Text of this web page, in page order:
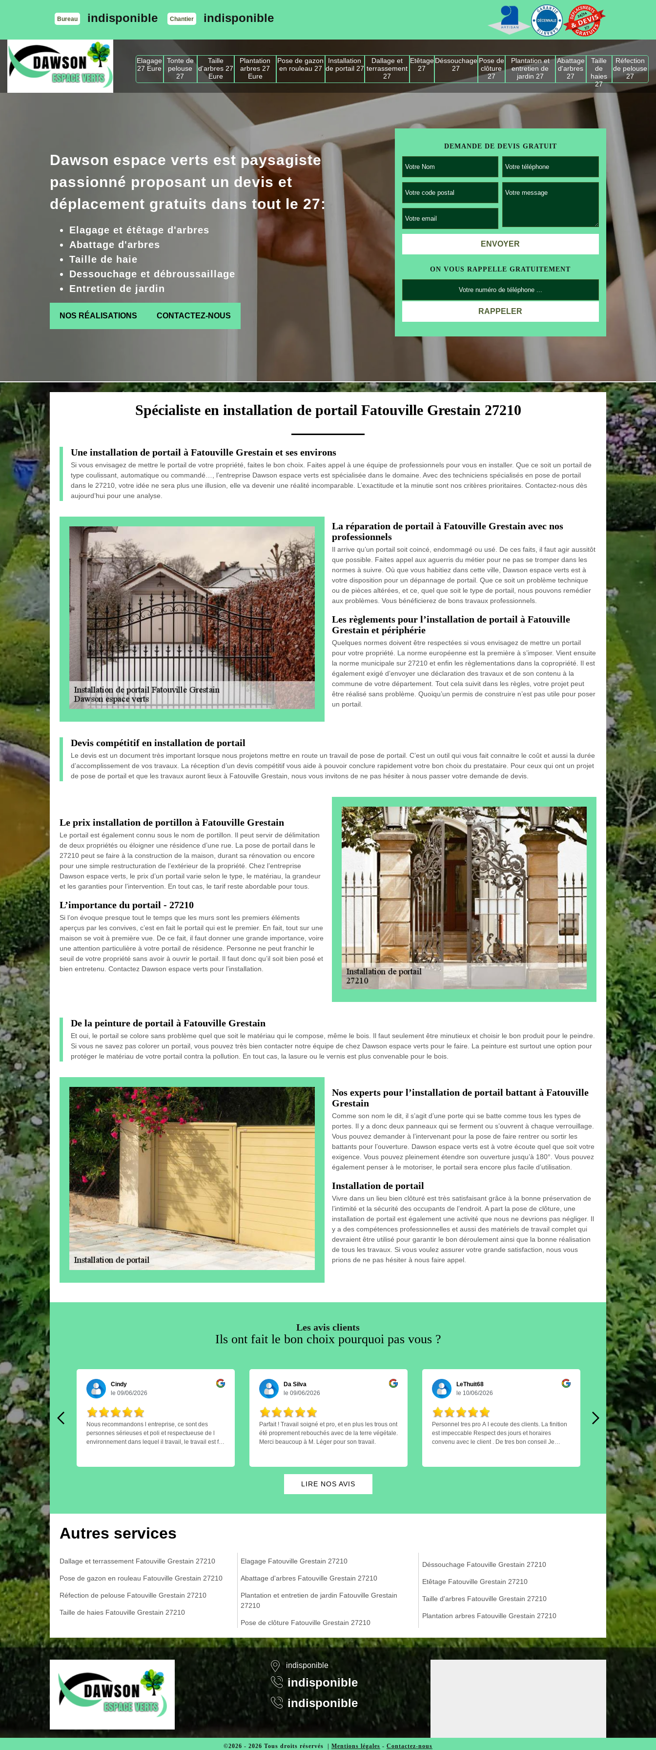
Bureau indisponible Chantier indisponible
Elagage
27 Eure
Tonte de
pelouse
27
Taille
d'arbres 27
Eure
Plantation
arbres 27
Eure
Pose de gazon
en rouleau 27
Installation
de portail 27
Dallage et
terrassement
27
Etêtage
27
Déssouchage
27
Pose de
clôture
27
Plantation et
entretien de
jardin 27
Abattage
d'arbres
27
Taille
de
haies
27
Réfection
de pelouse
27
DEMANDE DE DEVIS GRATUIT
ON VOUS RAPPELLE GRATUITEMENT
Dawson espace verts est paysagiste
passionné proposant un devis et
déplacement gratuits dans tout le 27:
Elagage et étêtage d'arbres
Abattage d'arbres
Taille de haie
Dessouchage et débroussaillage
Entretien de jardin
NOS RÉALISATIONS CONTACTEZ-NOUS
Spécialiste en installation de portail Fatouville Grestain 27210
Une installation de portail à Fatouville Grestain et ses environs
Si vous envisagez de mettre le portail de votre propriété, faites le bon choix. Faites appel à une équipe de professionnels pour vous en installer. Que ce soit un portail de
type coulissant, automatique ou commandé…, l’entreprise Dawson espace verts est spécialisée dans le domaine. Avec des techniciens spécialisés en pose de portail
dans le 27210, votre idée ne sera plus une illusion, elle va devenir une réalité incomparable. L’exactitude et la minutie sont nos critères prioritaires. Contactez-nous dès
aujourd’hui pour une analyse.
La réparation de portail à Fatouville Grestain avec nos
professionnels
Il arrive qu’un portail soit coincé, endommagé ou usé. De ces faits, il faut agir aussitôt
que possible. Faites appel aux aguerris du métier pour ne pas se tromper dans les
normes à suivre. Où que vous habitiez dans cette ville, Dawson espace verts est à
votre disposition pour un dépannage de portail. Que ce soit un problème technique
ou de pièces altérées, et ce, quel que soit le type de portail, nous pouvons remédier
aux problèmes. Vous bénéficierez de bons travaux professionnels.
Les règlements pour l’installation de portail à Fatouville
Grestain et périphérie
Quelques normes doivent être respectées si vous envisagez de mettre un portail
pour votre propriété. La norme européenne est la première à s’imposer. Vient ensuite
la norme municipale sur 27210 et enfin les règlementations dans la copropriété. Il est
également exigé d’envoyer une déclaration des travaux et de son contenu à la
commune de votre département. Tout cela suivit dans les règles, votre projet peut
être réalisé sans problème. Quoiqu’un permis de construire n’est pas utile pour poser
un portail.
Devis compétitif en installation de portail
Le devis est un document très important lorsque nous projetons mettre en route un travail de pose de portail. C’est un outil qui vous fait connaitre le coût et aussi la durée
d’accomplissement de vos travaux. La réception d’un devis compétitif vous aide à pouvoir conclure rapidement votre bon choix du prestataire. Pour ceux qui ont un projet
de pose de portail et que les travaux auront lieux à Fatouville Grestain, nous vous invitons de ne pas hésiter à nous passer votre demande de devis.
Le prix installation de portillon à Fatouville Grestain
Le portail est également connu sous le nom de portillon. Il peut servir de délimitation
de deux propriétés ou éloigner une résidence d’une rue. La pose de portail dans le
27210 peut se faire à la construction de la maison, durant sa rénovation ou encore
pour une simple restructuration de l’extérieur de la propriété. Chez l’entreprise
Dawson espace verts, le prix d’un portail varie selon le type, le matériau, la grandeur
et les garanties pour l’intervention. En tout cas, le tarif reste abordable pour tous.
L’importance du portail - 27210
Si l’on évoque presque tout le temps que les murs sont les premiers éléments
aperçus par les convives, c’est en fait le portail qui est le premier. En fait, tout sur une
maison se voit à première vue. De ce fait, il faut donner une grande importance, voire
une attention particulière à votre portail de résidence. Personne ne peut franchir le
seuil de votre propriété sans avoir à ouvrir le portail. Il faut donc qu’il soit bien posé et
bien entretenu. Contactez Dawson espace verts pour l’installation.
De la peinture de portail à Fatouville Grestain
Et oui, le portail se colore sans problème quel que soit le matériau qui le compose, même le bois. Il faut seulement être minutieux et choisir le bon produit pour le peindre.
Si vous ne savez pas colorer un portail, vous pouvez très bien contacter notre équipe de chez Dawson espace verts pour le faire. La peinture est surtout une option pour
protéger le matériau de votre portail contra la pollution. En tout cas, la lasure ou le vernis est plus convenable pour le bois.
Nos experts pour l’installation de portail battant à Fatouville
Grestain
Comme son nom le dit, il s’agit d’une porte qui se batte comme tous les types de
portes. Il y a donc deux panneaux qui se ferment ou s’ouvrent à chaque verrouillage.
Vous pouvez demander à l’intervenant pour la pose de faire rentrer ou sortir les
battants pour l’ouverture. Dawson espace verts est à votre écoute quel que soit votre
exigence. Vous pouvez pleinement étendre son ouverture jusqu’à 180°. Vous pouvez
également penser à le motoriser, le portail sera encore plus facile d’utilisation.
Installation de portail
Vivre dans un lieu bien clôturé est très satisfaisant grâce à la bonne préservation de
l’intimité et la sécurité des occupants de l’endroit. A part la pose de clôture, une
installation de portail est également une activité que nous ne devrions pas négliger. Il
y a des compétences professionnelles et aussi des matériels de travail complet qui
devraient être utilisé pour garantir le bon déroulement ainsi que la bonne réalisation
de tous les travaux. Si vous voulez assurer votre grande satisfaction, nous vous
prions de ne pas hésiter à nous faire appel.
Les avis clients
Ils ont fait le bon choix pourquoi pas vous ?
entreprise.
Cindy
le 09/06/2026
Nous recommandons l entreprise, ce sont des
personnes sérieuses et poli et respectueuse de l
environnement dans lequel il travail, le travail est fait
passage. Merci à Mr Leger et son équipe A bientôt
Da Silva
le 09/06/2026
Parfait ! Travail soigné et pro, et en plus les trous ont
été proprement rebouchés avec de la terre végétale.
Merci beaucoup à M. Léger pour son travail.
LeThuit68
le 10/06/2026
Personnel tres pro A l ecoute des clients. La finition
est impeccable Respect des jours et horaires
convenu avec le client . De tres bon conseil Je
LeThuit68
Personnel tres pro A l ecoute des clients. La finition
est impeccable Respect des jours et horaires
convenu avec le
LIRE NOS AVIS
Autres services
Dallage et terrassement Fatouville Grestain 27210
Pose de gazon en rouleau Fatouville Grestain 27210
Réfection de pelouse Fatouville Grestain 27210
Taille de haies Fatouville Grestain 27210
Elagage Fatouville Grestain 27210
Abattage d'arbres Fatouville Grestain 27210
Plantation et entretien de jardin Fatouville Grestain
27210
Pose de clôture Fatouville Grestain 27210
Déssouchage Fatouville Grestain 27210
Etêtage Fatouville Grestain 27210
Taille d'arbres Fatouville Grestain 27210
Plantation arbres Fatouville Grestain 27210
indisponible
indisponible
indisponible
©2026 - 2026 Tous droits réservés | Mentions légales - Contactez-nous